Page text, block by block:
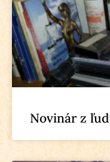
Novinár z